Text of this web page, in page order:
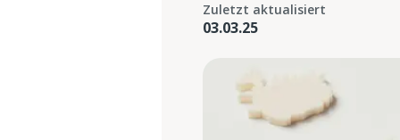
Zuletzt aktualisiert
03.03.25